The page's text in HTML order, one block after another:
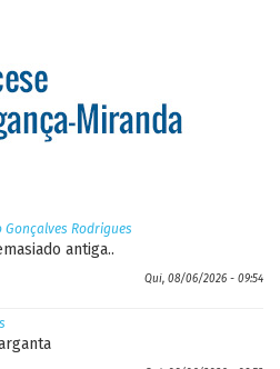
Rodrigues
antiga..
Qui, 08/06/2026 - 09:54